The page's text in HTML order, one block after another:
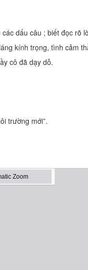
dấu câu ; biết đọc rõ
kính trọng, tình cảm
cô đã dạy dỗ.
trường mới”.